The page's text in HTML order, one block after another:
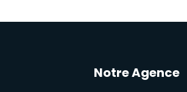
Notre Agence